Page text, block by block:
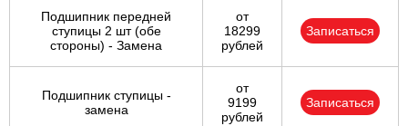
Подшипник передней
ступицы 2 шт (обе
стороны) - Замена
от
18299
рублей
Записаться
Подшипник ступицы -
замена
от
9199
рублей
Записаться